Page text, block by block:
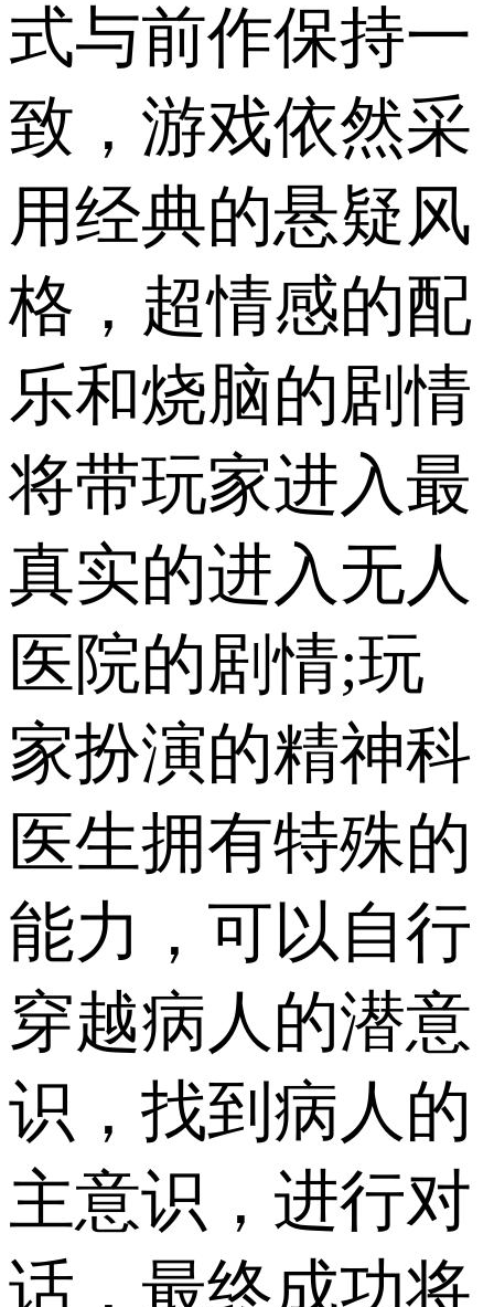
式与前作保持一
致，游戏依然采
用经典的悬疑风
格，超情感的配
乐和烧脑的剧情
将带玩家进入最
真实的进入无人
医院的剧情;玩
家扮演的精神科
医生拥有特殊的
能力，可以自行
穿越病人的潜意
识，找到病人的
主意识，进行对
话，最终成功将